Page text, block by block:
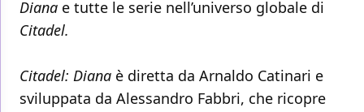
Diana e tutte le serie nell’universo globale di
Citadel.
Citadel: Diana è diretta da Arnaldo Catinari e
sviluppata da Alessandro Fabbri, che ricopre